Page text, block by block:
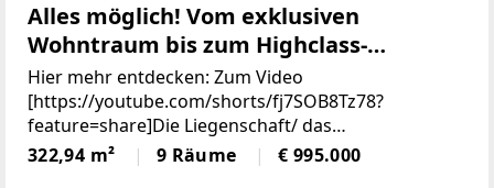
Alles möglich! Vom exklusiven
Wohntraum bis zum Highclass-
Firmenstandort (oder beides in einem)
| Designerhaus mit traumhaftem
Garten | Edelstahlpool, Sauna,
Weinkeller | Doppelgarage, zwei
Hier mehr entdecken: Zum Video
[https://youtube.com/shorts/fj7SOB8Tz78?
feature=share]Die Liegenschaft/ das
ObjektAußergewöhnlich, spannend, nachhaltig – so
präsentiert sich diese nach Süden ausgerichtete
322,94 m² 9 Räume € 995.000